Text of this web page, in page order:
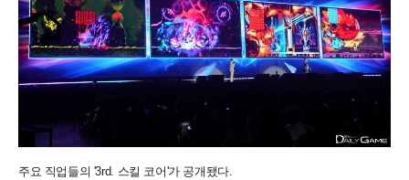
주요 직업들의 '3rd. 스킬 코어'가 공개됐다.